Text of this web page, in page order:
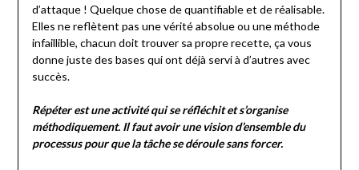
d’attaque ! Quelque chose de quantifiable et de réalisable.
Elles ne reflètent pas une vérité absolue ou une méthode
infaillible, chacun doit trouver sa propre recette, ça vous
donne juste des bases qui ont déjà servi à d’autres avec
succès.
Répéter est une activité qui se réfléchit et s’organise
méthodiquement. Il faut avoir une vision d’ensemble du
processus pour que la tâche se déroule sans forcer.